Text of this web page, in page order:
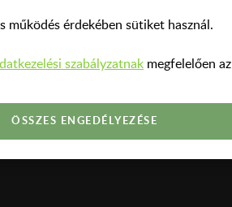
működés érdekében sütiket használ.
szabályzatnak megfelelően az
ÖSSZES ENGEDÉLYEZÉSE